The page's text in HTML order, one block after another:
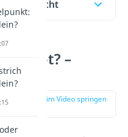
devot? –
zur Stelle im Video springen